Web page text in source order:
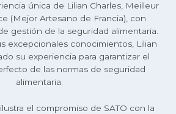
única de Lilian Charles, Meilleur
(Mejor Artesano de Francia), con
gestión de la seguridad alimentaria.
excepcionales conocimientos, Lilian
su experiencia para garantizar el
de las normas de seguridad
alimentaria.
el compromiso de SATO con la